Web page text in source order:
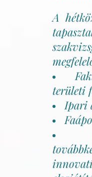
A
területi
Ipari